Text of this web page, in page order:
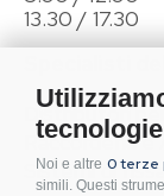
tecnologie
Noi e altre 0 terze
simili. Questi
13.30 / 17.30
Distributori
Raccorderia
Sistemi di